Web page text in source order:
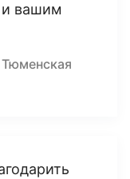
и вашим